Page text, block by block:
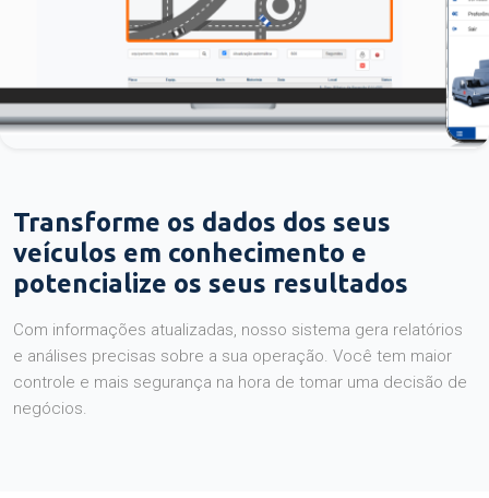
Transforme os dados dos seus
veículos em conhecimento e
potencialize os seus resultados
Com informações atualizadas, nosso sistema gera relatórios
e análises precisas sobre a sua operação. Você tem maior
controle e mais segurança na hora de tomar uma decisão de
negócios.